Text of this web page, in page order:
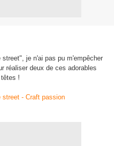
je n'ai pas pu m'empêcher
réaliser deux de ces adorables
!
street - Craft passion